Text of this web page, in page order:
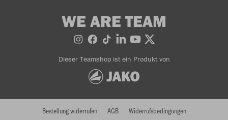
WE ARE TEAM
Dieser Teamshop ist ein Produkt von
Bestellung widerrufen AGB
Widerrufsbedingungen